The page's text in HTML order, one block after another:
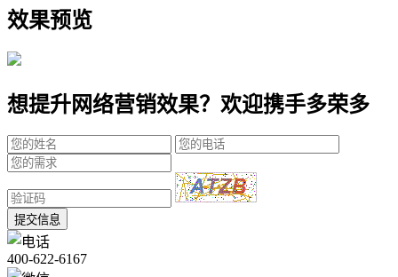
效果预览
想提升网络营销效果？欢迎携手多荣多
提交信息
400-622-6167